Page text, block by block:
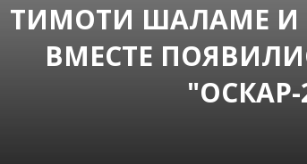
ТИМОТИ ШАЛАМЕ И
ВМЕСТЕ
"ОСКАР-